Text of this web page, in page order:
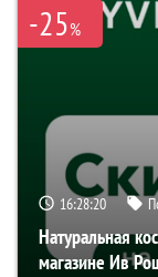
-25%
16:28:20
Натуральная
магазине Ив